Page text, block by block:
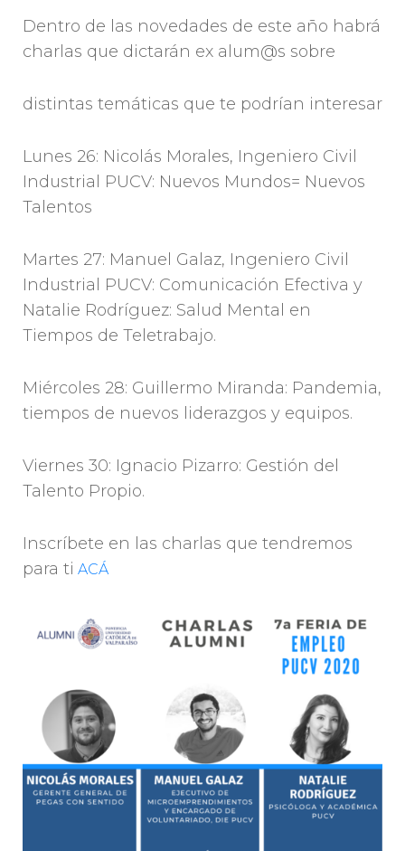
Dentro de las novedades de este año habrá
charlas que dictarán ex alum@s sobre
distintas temáticas que te podrían interesar
Lunes 26: Nicolás Morales, Ingeniero Civil
Industrial PUCV: Nuevos Mundos= Nuevos
Talentos
Martes 27: Manuel Galaz, Ingeniero Civil
Industrial PUCV: Comunicación Efectiva y
Natalie Rodríguez: Salud Mental en
Tiempos de Teletrabajo.
Miércoles 28: Guillermo Miranda: Pandemia,
tiempos de nuevos liderazgos y equipos.
Viernes 30: Ignacio Pizarro: Gestión del
Talento Propio.
Inscríbete en las charlas que tendremos
para ti ACÁ